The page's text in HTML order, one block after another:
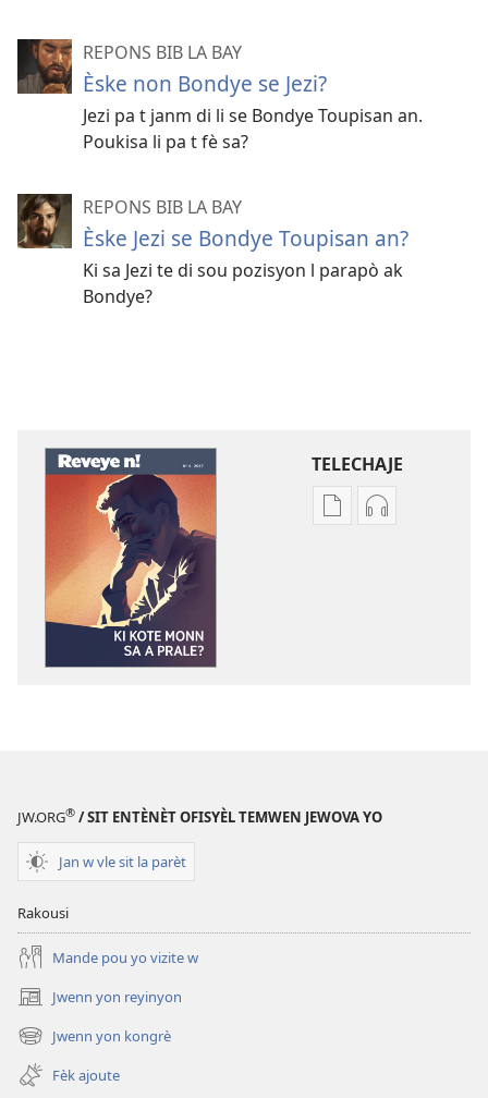
REPONS BIB LA BAY
Èske non Bondye se Jezi?
Jezi pa t janm di li se Bondye Toupisan an.
Poukisa li pa t fè sa?
REPONS BIB LA BAY
Èske Jezi se Bondye Toupisan an?
Ki sa Jezi te di sou pozisyon l parapò ak
Bondye?
TELECHAJE
OpsyonOpsyon
JW.ORG® / SIT ENTÈNÈT OFISYÈL TEMWEN JEWOVA YO
Jan w vle sit la parèt
Rakousi
Mande pou yo vizite w
Jwenn yon reyinyon
(opens
new
window)
Jwenn yon kongrè
(opens
new
window)
Fèk ajoute